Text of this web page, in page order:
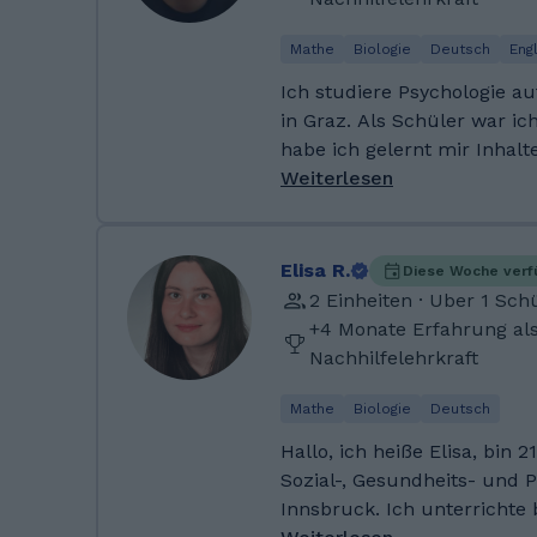
entfalten. 😊 Ich habe meine Matura an der HTL für
Biomedizin und
und dabei stets meinen
Mathematik geholfen, sei
Aufgaben oder zur
meine Geschwister konnte
Mathe Biologie Deutsch
Ich studiere Psychologie
in Graz. Als Schüler war
habe ich gelernt mir
wie möglich anzueignen.
relevant): Meine Freizeit
Sport, Musik, Büchern und
studiere ich Psychologie
meiner Master Arbeit.
wahrscheinlich in Englisch,
ein sehr umfangreiches
Weiterlesen
Elisa R. Diese Woche
2 Einheiten · Uber 1
+4 Monate Erfahrung
Nachhilfelehrkraft
Mathe Biologie Deutsch
Hallo, ich heiße Elisa, bin
Sozial-, Gesundheits- und
Innsbruck. Ich unterrichte besonders gerne